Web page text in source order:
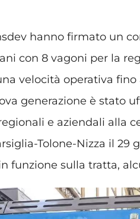
hanno firmato un
con 8 vagoni per la
velocità operativa
generazione è stato
e aziendali alla
Tolone-Nizza il 29
funzione sulla tratta,